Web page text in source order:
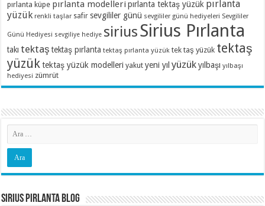
pırlanta küpe pırlanta modelleri pırlanta tektaş yüzük pırlanta
yüzük renkli taşlar safir sevgililer günü sevgililer günü hediyeleri Sevgililer
Günü Hediyesi sevgiliye hediye siriusSirius Pırlanta
takı tektaş tektaş pırlanta tektaş pırlanta yüzük tek taş yüzük tektaş
yüzük tektaş yüzük modelleri yakut yeni yıl yüzük yılbaşı yılbaşı
hediyesi zümrüt
Sirius Pırlanta Blog